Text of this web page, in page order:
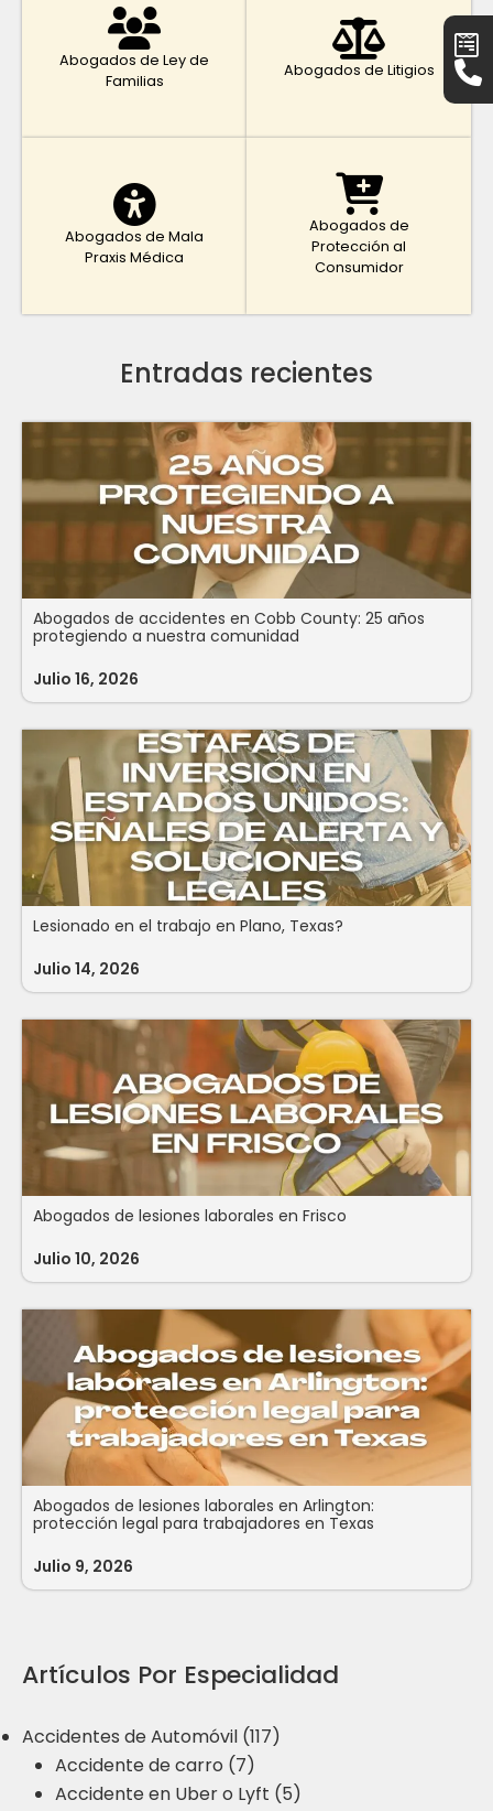
Abogados de Ley de
Familias
Abogados de Litigios
Abogados de Mala
Praxis Médica
Abogados de
Protección al
Consumidor
Entradas recientes
Abogados de accidentes en Cobb County: 25 años
protegiendo a nuestra comunidad
Julio 16, 2026
Lesionado en el trabajo en Plano, Texas?
Julio 14, 2026
Abogados de lesiones laborales en Frisco
Julio 10, 2026
Abogados de lesiones laborales en Arlington:
protección legal para trabajadores en Texas
Julio 9, 2026
Artículos Por Especialidad
Accidentes de Automóvil (117)
Accidente de carro (7)
Accidente en Uber o Lyft (5)